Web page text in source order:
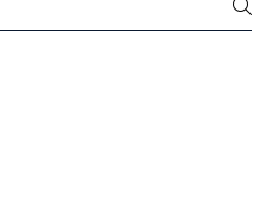
vår nettbutikk for full oversikt